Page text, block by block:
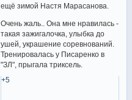
ещё зимой Настя Марасанова.
Очень жаль.. Она мне нравилась -
такая зажигалочка, улыбка до
ушей, украшение соревнований.
Тренировалась у Писаренко в
"ЗЛ", прыгала триксель.
+5